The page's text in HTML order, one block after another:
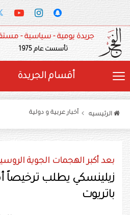
جريدة يومية - سياسية -
تأسست عام 1975
أقسام الجريدة
الرئيسيه أخبار عربية و دولية
بعد أكبر الهجمات الجوية
زيلينسكي يطلب ترخيصاً
باتريوت